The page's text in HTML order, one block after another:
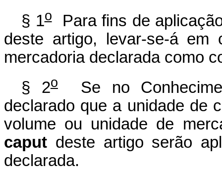
§ 1oPara fins de
deste artigo, levar-se-á em
mercadoria declarada como
§ 2oSe no
declarado que a unidade de
volume ou unidade de
caput deste artigo serão
declarada.